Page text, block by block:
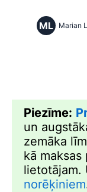
ML Marian
Piezīme:
un
zemāka
kā maksas
lietotājam.
norēķiniem